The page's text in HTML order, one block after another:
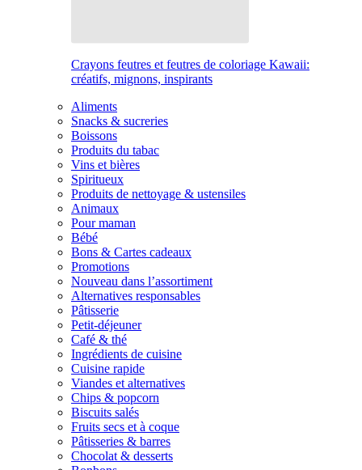
Crayons feutres et feutres de coloriage Kawaii:
créatifs, mignons, inspirants
Aliments
Snacks & sucreries
Boissons
Produits du tabac
Vins et bières
Spiritueux
Produits de nettoyage & ustensiles
Animaux
Pour maman
Bébé
Bons & Cartes cadeaux
Promotions
Nouveau dans l’assortiment
Alternatives responsables
Pâtisserie
Petit-déjeuner
Café & thé
Ingrédients de cuisine
Cuisine rapide
Viandes et alternatives
Chips & popcorn
Biscuits salés
Fruits secs et à coque
Pâtisseries & barres
Chocolat & desserts